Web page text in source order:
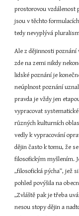
prostorovou vzdálenost
jsou v těchto
tedy nevyplývá
Ale z dějinnosti
zde na zemi nikdy
lidské poznání je
neúplnost poznání
pravda je vždy jen
vypracovat
různých kulturních
vedly k vypracování
dějin často k tomu, že
filosofickým myšlením.
„filosofická pýcha”, jež
pohled povýšila na
„Zvláště pak je třeba
nesou stopy dějin a